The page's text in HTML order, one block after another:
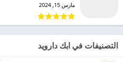
مارس 15, 2024
التصنيفات في ابك دارويد